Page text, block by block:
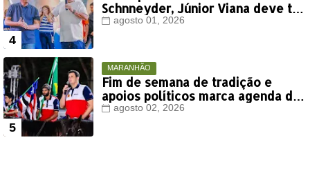
Schnneyder, Júnior Viana deve ter
votação expressiva em Timon
agosto 01, 2026
MARANHÃO
Fim de semana de tradição e
apoios políticos marca agenda de
Orleans Brandão em Colinas
agosto 02, 2026